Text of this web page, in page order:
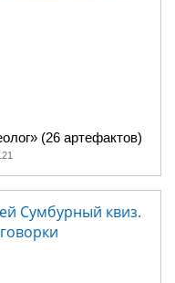
(26 артефактов)